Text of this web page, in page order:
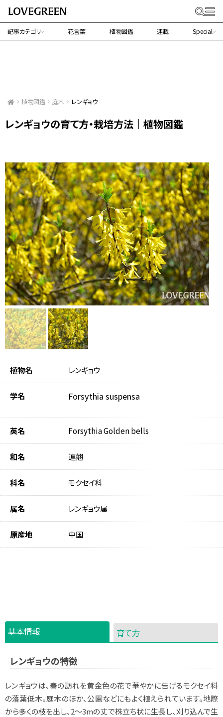
記事カテゴリ 花言葉 植物図鑑 連載 Special
植物図鑑 庭木 レンギョウ
レンギョウの育て方・栽培方法｜植物図鑑
植物名 レンギョウ
学名 Forsythia suspensa
英名 Forsythia Golden bells
和名 連翹
科名 モクセイ科
属名 レンギョウ属
原産地 中国
基本情報 育て方
レンギョウの特徴
レンギョウは、春の訪れを黄金色の花で華やかに告げるモクセイ科
の落葉低木。庭木のほか、公園などにもよく植えられています。地際
から多くの枝を出し、2～3mの丈で株立ち状に生長し、刈り込んで生